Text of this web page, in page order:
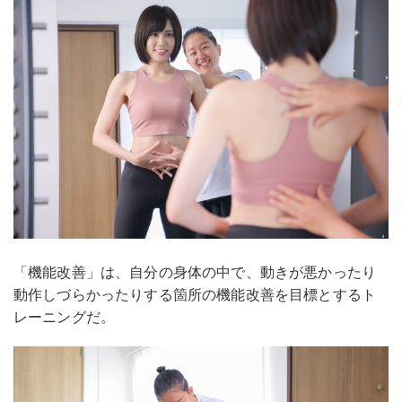
「機能改善」は、自分の身体の中で、動きが悪かったり
動作しづらかったりする箇所の機能改善を目標とするト
レーニングだ。